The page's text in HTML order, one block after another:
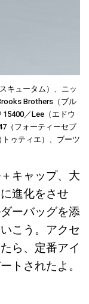
キュータム）、ニッ
Brothers（ブル
／Lee（エドウ
（フォーティーセブ
ゥティエ）、ブーツ
キャップ、大
進化をさせ
ーバッグを添
こう。アクセ
ら、定番アイ
トされたよ。